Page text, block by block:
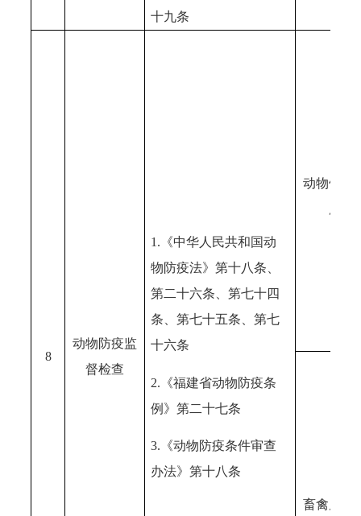
十九条
8
动物防疫监
督检查
1.《中华人民共和国动
物防疫法》第十八条、
第二十六条、第七十四
条、第七十五条、第七
十六条
2.《福建省动物防疫条
例》第二十七条
3.《动物防疫条件审查
办法》第十八条
动物饲养
所
畜禽屠宰